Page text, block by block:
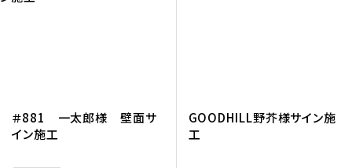
＃881 一太郎様 壁面サ
イン施工
GOODHILL野芥様サイン施
工